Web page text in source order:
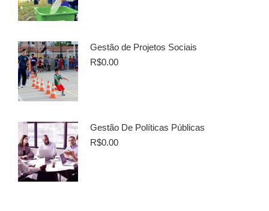
Gestão de Projetos Sociais
R$0.00
Gestão De Políticas Públicas
R$0.00